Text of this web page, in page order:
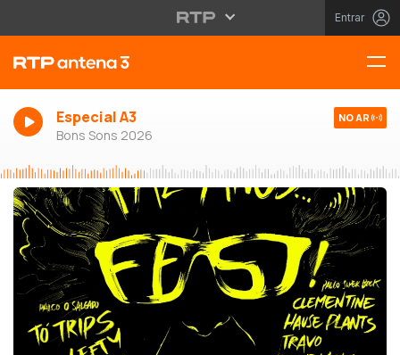
Entrar
Especial A3
Bons Sons 2026
NO AR